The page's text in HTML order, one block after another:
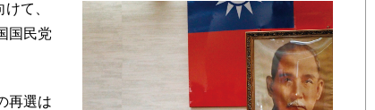
て、
国民党
再選は